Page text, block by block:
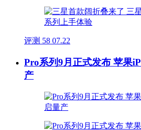
评测 58 07.22
Pro系列9月正式发布 苹果
产